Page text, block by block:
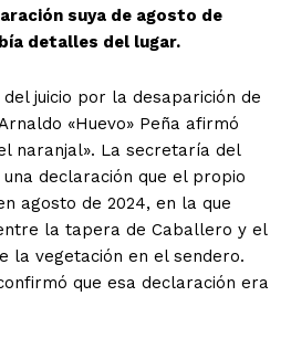
suya de agosto de
detalles del lugar.
juicio por la desaparición de
«Huevo» Peña afirmó
naranjal». La secretaría del
declaración que el propio
agosto de 2024, en la que
la tapera de Caballero y el
la vegetación en el sendero.
que esa declaración era